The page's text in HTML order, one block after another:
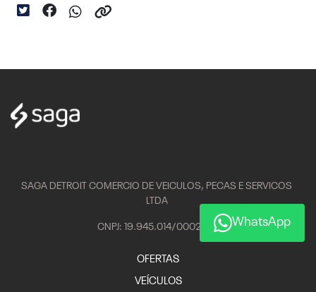
SAGA DETROIT COMERCIO DE VEICULOS, PECAS E SERVICOS
LTDA
CNPJ: 19.945.014/0002-97
OFERTAS
VEÍCULOS
WhatsApp